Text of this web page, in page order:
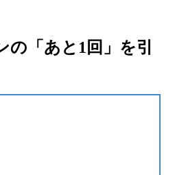
「あと1回」を引